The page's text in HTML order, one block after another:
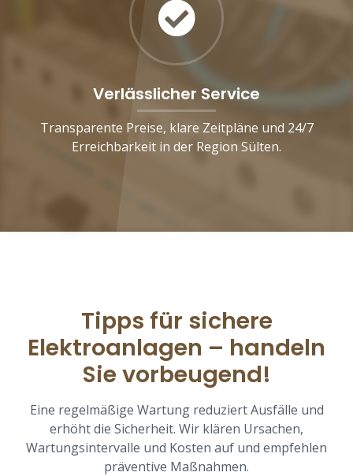
Verlässlicher Service
Transparente Preise, klare Zeitpläne und 24/7
Erreichbarkeit in der Region Sülten.
Tipps für sichere
Elektroanlagen – handeln
Sie vorbeugend!
Eine regelmäßige Wartung reduziert Ausfälle und
erhöht die Sicherheit. Wir klären Ursachen,
Wartungsintervalle und Kosten auf und empfehlen
präventive Maßnahmen.